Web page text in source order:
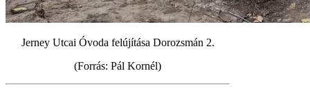
Jerney Utcai Óvoda felújítása Dorozsmán 2.
(Forrás: Pál Kornél)